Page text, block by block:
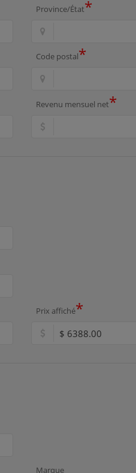
Province/État*
Code postal*
Revenu mensuel net*
Prix affiché*
Marque